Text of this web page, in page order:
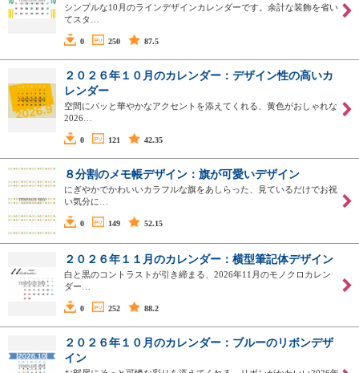
シンプルな10月のラインデザインカレンダーです。余計な装飾を省い
てスタ…
0 250 87.5
２０２６年１０月のカレンダー：デザイン性の高いカ
レンダー
空間にパッと華やかなアクセントを添えてくれる、黄色がおしゃれな
2026…
0 121 42.35
８分割のメモ帳デザイン：旗が可愛いデザイン
にぎやかでかわいいカラフルな旗をあしらった、見ているだけでお祝
い気分に…
0 149 52.15
２０２６年１１月のカレンダー：横型筆記体デザイン
白と黒のコントラストが引き締まる、2026年11月のモノクロカレン
ダー…
0 252 88.2
２０２６年１０月のカレンダー：ブルーのリボンデザ
イン